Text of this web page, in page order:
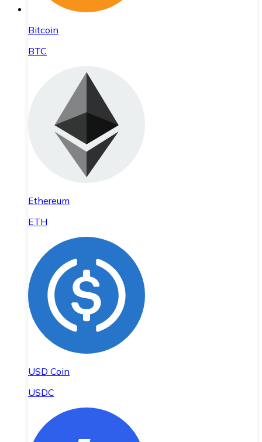
Bitcoin
BTC
Ethereum
ETH
USD Coin
USDC